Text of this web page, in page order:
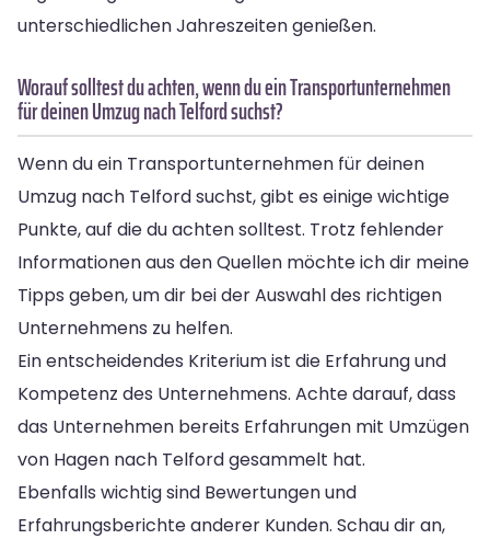
unterschiedlichen Jahreszeiten genießen.
Worauf solltest du achten, wenn du ein Transportunternehmen
für deinen Umzug nach Telford suchst?
Wenn du ein Transportunternehmen für deinen
Umzug nach Telford suchst, gibt es einige wichtige
Punkte, auf die du achten solltest. Trotz fehlender
Informationen aus den Quellen möchte ich dir meine
Tipps geben, um dir bei der Auswahl des richtigen
Unternehmens zu helfen.
Ein entscheidendes Kriterium ist die Erfahrung und
Kompetenz des Unternehmens. Achte darauf, dass
das Unternehmen bereits Erfahrungen mit Umzügen
von Hagen nach Telford gesammelt hat.
Ebenfalls wichtig sind Bewertungen und
Erfahrungsberichte anderer Kunden. Schau dir an,